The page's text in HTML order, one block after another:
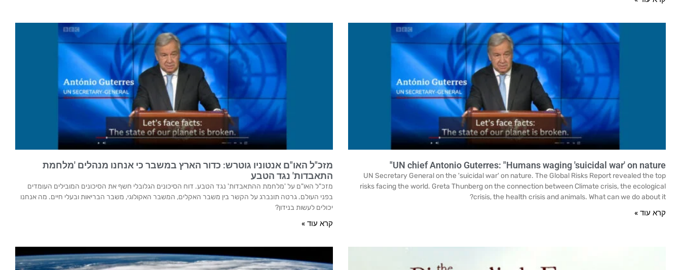
UN chief Antonio Guterres: "Humans waging 'suicidal war' on nature"
UN Secretary General on the 'suicidal war' on nature. The Global Risks Report revealed the top
risks facing the world. Greta Thunberg on the connection between Climate crisis, the ecological
crisis, the health crisis and animals. What can we do about it?
קרא עוד »
מזכ"ל האו"ם אנטוניו גוטרש: כדור הארץ במשבר כי אנחנו מנהלים 'מלחמת
התאבדות' נגד הטבע
מזכ"ל האו"ם על 'מלחמת ההתאבדות' נגד הטבע. דוח הסיכונים הגלובלי חשף את הסיכונים המובילים העומדים
בפני העולם. גרטה תונברג על הקשר בין משבר האקלים, המשבר האקולוגי, משבר הבריאות ובעלי חיים. מה אנחנו
יכולים לעשות בנידון?
קרא עוד »